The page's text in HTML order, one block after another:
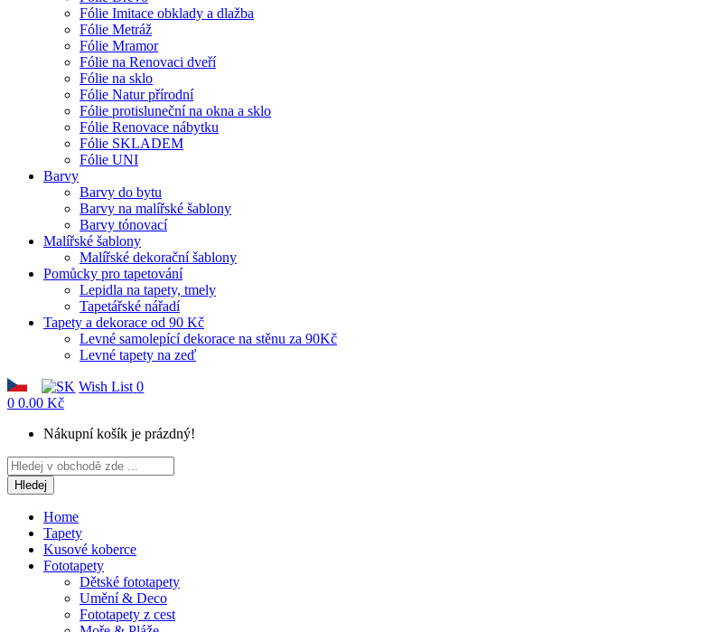
Fólie Imitace obklady a dlažba
Fólie Metráž
Fólie Mramor
Fólie na Renovaci dveří
Fólie na sklo
Fólie Natur přírodní
Fólie protisluneční na okna a sklo
Fólie Renovace nábytku
Fólie SKLADEM
Fólie UNI
Barvy
Barvy do bytu
Barvy na malířské šablony
Barvy tónovací
Malířské šablony
Malířské dekorační šablony
Pomůcky pro tapetování
Lepidla na tapety, tmely
Tapetářské nářadí
Tapety a dekorace od 90 Kč
Levné samolepící dekorace na stěnu za 90Kč
Levné tapety na zeď
Wish List 0
0 0.00 Kč
Nákupní košík je prázdný!
Hledej
Home
Tapety
Kusové koberce
Fototapety
Dětské fototapety
Umění & Deco
Fototapety z cest